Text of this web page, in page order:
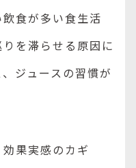
食が多い食生活
を滞らせる原因に
ジュースの習慣が
果実感のカギ